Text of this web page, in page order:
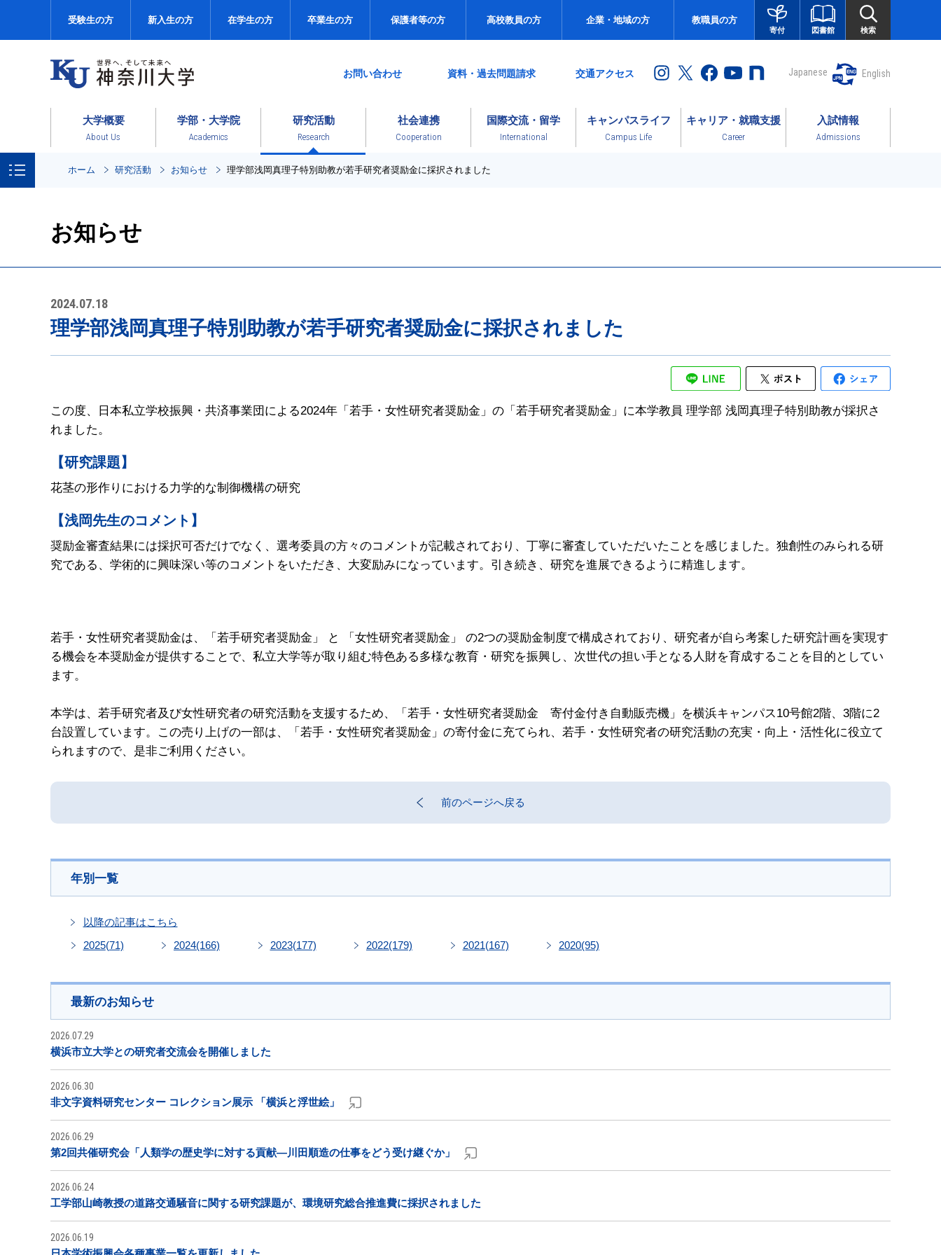
受験生の方 新入生の方 在学生の方 卒業生の方 保護者等の方 高校教員の方 企業・地域の方 教職員の方
寄付 図書館 検索
お問い合わせ 資料・過去問題請求 交通アクセス Japanese English
大学概要
About Us
学部・大学院
Academics
研究活動
Research
社会連携
Cooperation
国際交流・留学
International
キャンパスライフ
Campus Life
キャリア・就職支援
Career
入試情報
Admissions
ホーム 研究活動 お知らせ 理学部浅岡真理子特別助教が若手研究者奨励金に採択されました
お知らせ
2024.07.18
理学部浅岡真理子特別助教が若手研究者奨励金に採択されました
この度、日本私立学校振興・共済事業団による2024年「若手・女性研究者奨励金」の「若手研究者奨励金」に本学教員 理学部 浅岡真理子特別助教が採択さ
れました。
【研究課題】
花茎の形作りにおける力学的な制御機構の研究
【浅岡先生のコメント】
奨励金審査結果には採択可否だけでなく、選考委員の方々のコメントが記載されており、丁寧に審査していただいたことを感じました。独創性のみられる研
究である、学術的に興味深い等のコメントをいただき、大変励みになっています。引き続き、研究を進展できるように精進します。
若手・女性研究者奨励金は、「若手研究者奨励金」 と 「女性研究者奨励金」 の2つの奨励金制度で構成されており、研究者が自ら考案した研究計画を実現す
る機会を本奨励金が提供することで、私立大学等が取り組む特色ある多様な教育・研究を振興し、次世代の担い手となる人財を育成することを目的としてい
ます。
本学は、若手研究者及び女性研究者の研究活動を支援するため、「若手・女性研究者奨励金 寄付金付き自動販売機」を横浜キャンパス10号館2階、3階に2
台設置しています。この売り上げの一部は、「若手・女性研究者奨励金」の寄付金に充てられ、若手・女性研究者の研究活動の充実・向上・活性化に役立て
られますので、是非ご利用ください。
前のページへ戻る
年別一覧
以降の記事はこちら
2025(71) 2024(166) 2023(177) 2022(179) 2021(167) 2020(95)
最新のお知らせ
2026.07.29
横浜市立大学との研究者交流会を開催しました
2026.06.30
非文字資料研究センター コレクション展示 「横浜と浮世絵」
2026.06.29
第2回共催研究会「人類学の歴史学に対する貢献―川田順造の仕事をどう受け継ぐか」
2026.06.24
工学部山崎教授の道路交通騒音に関する研究課題が、環境研究総合推進費に採択されました
2026.06.19